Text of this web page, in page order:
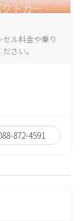
ル料金や乗り
さい。
872-4591